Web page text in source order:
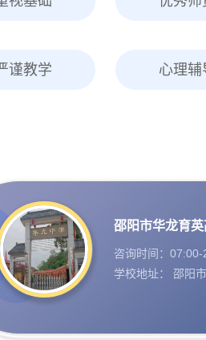
谨教学 心理辅
邵阳市华龙育
咨询时间：07:00-
学校地址： 邵阳